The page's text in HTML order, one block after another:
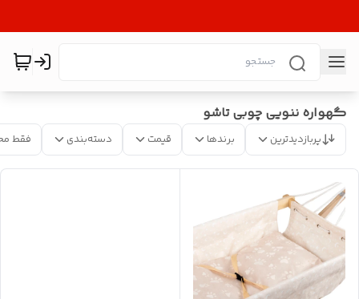
گهواره ننویی چوبی تاشو
پربازدیدترین برندها قیمت دسته‌بندی فقط